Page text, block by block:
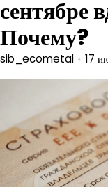
сентябре
Почему?
sib_ecometal 17